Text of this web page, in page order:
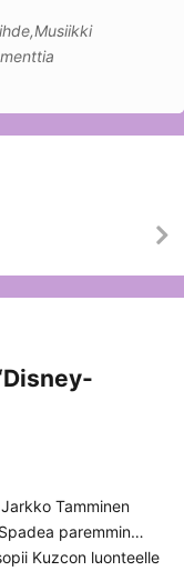
,Musiikki
Disney-
Tamminen
paremmin…
Kuzcon luonteelle